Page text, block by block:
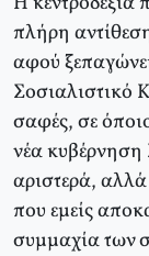
πλήρη
αφού
Σοσιαλιστικό
σαφές, σε
νέα κυβέρνηση
αριστερά, αλλά
που εμείς
συμμαχία των